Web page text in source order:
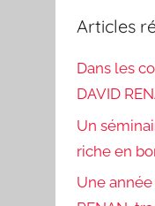
Articles
Dans les
DAVID
Un
riche en
Une année